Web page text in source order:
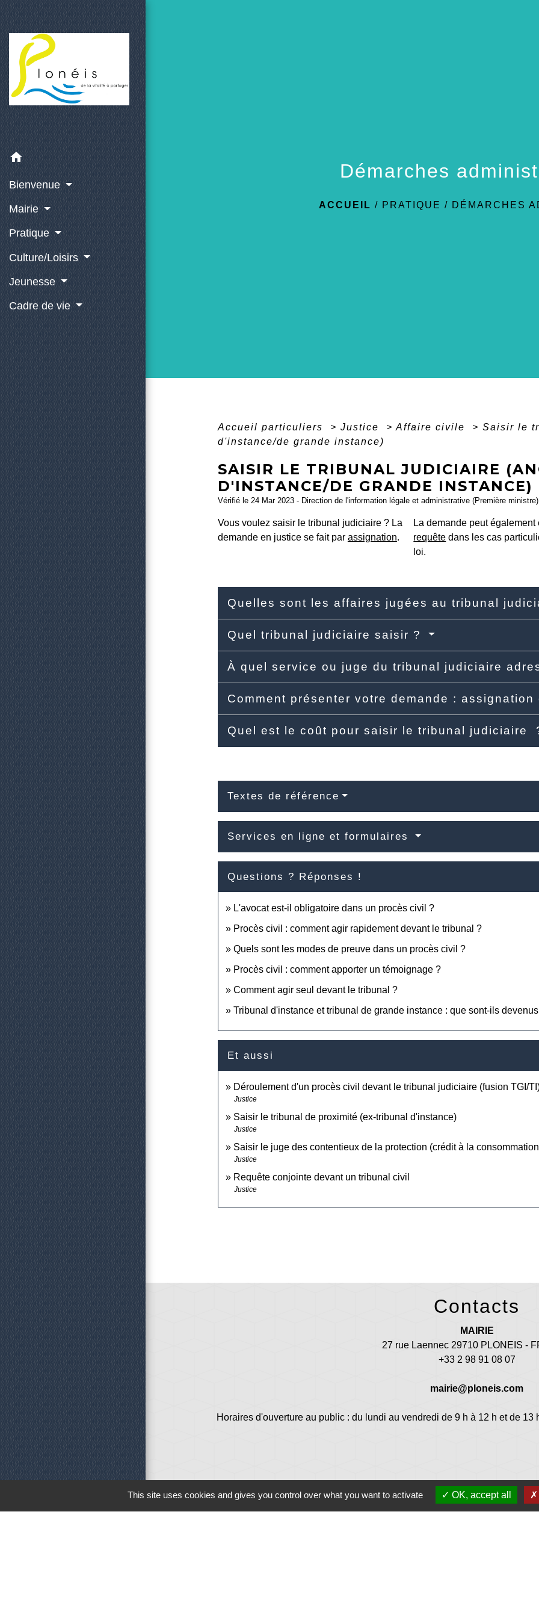
home
Bienvenue
Mairie
Pratique
Culture/Loisirs
Jeunesse
Cadre de vie
Démarches
ACCUEIL / PRATIQUE / DÉMARCHES
Accueil particuliers > Justice > Affaire civile > Saisir le
d'instance/de grande instance)
SAISIR LE TRIBUNAL JUDICIAIRE
D'INSTANCE/DE GRANDE INSTANCE)
Vérifié le 24 Mar 2023 - Direction de l'information légale et administrative (Première ministre)
Vous voulez saisir le tribunal judiciaire ? La
demande en justice se fait par assignation.
La demande peut également
requête dans les cas
loi.
Quelles sont les affaires jugées au tribunal
Quel tribunal judiciaire saisir ?
À quel service ou juge du tribunal judiciaire
Comment présenter votre demande :
Quel est le coût pour saisir le tribunal judiciaire
Textes de référence
Services en ligne et formulaires
Questions ? Réponses !
L'avocat est-il obligatoire dans un procès civil ?
Procès civil : comment agir rapidement devant le tribunal ?
Quels sont les modes de preuve dans un procès civil ?
Procès civil : comment apporter un témoignage ?
Comment agir seul devant le tribunal ?
Tribunal d'instance et tribunal de grande instance : que sont-ils
Et aussi
Déroulement d'un procès civil devant le tribunal judiciaire (fusion TGI/
Justice
Saisir le tribunal de proximité (ex-tribunal d'instance)
Justice
Saisir le juge des contentieux de la protection (crédit à la
Justice
Requête conjointe devant un tribunal civil
Justice
Contacts
MAIRIE
27 rue Laennec 29710 PLONEIS -
+33 2 98 91 08 07
mairie@ploneis.com
Horaires d'ouverture au public : du lundi au vendredi de 9 h à 12 h et de
This site uses cookies and gives you control over what you want to activate OK, accept all